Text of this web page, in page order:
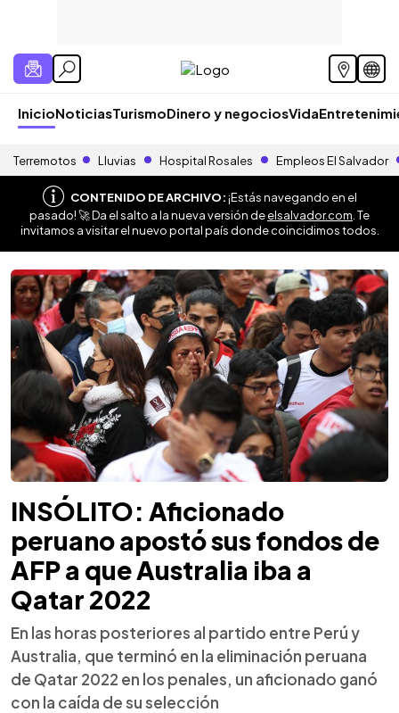
InicioNoticiasTurismoDinero y negociosVida
Terremotos Lluvias Hospital Rosales Empleos El Salvador
CONTENIDO DE ARCHIVO:¡Estás navegando en el
pasado! 🚀 Da el salto a la nueva versión deelsalvador.com . Te
invitamos a visitar el nuevo portal país donde coincidimos todos.
INSÓLITO: Aficionado
peruano apostó sus fondos de
AFP a que Australia iba a
Qatar 2022
En las horas posteriores al partido entre Perú y
Australia, que terminó en la eliminación peruana
de Qatar 2022 en los penales, un aficionado ganó
con la caída de su selección